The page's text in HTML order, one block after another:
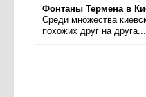
Фонтаны Термена в
Среди множества
похожих друг на друга...